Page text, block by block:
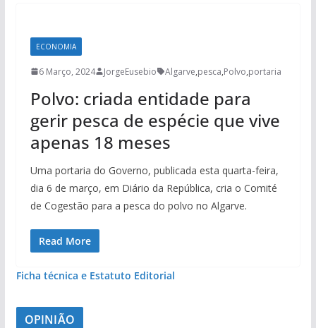
ECONOMIA
6 Março, 2024 JorgeEusebio Algarve,pesca,Polvo,portaria
Polvo: criada entidade para
gerir pesca de espécie que vive
apenas 18 meses
Uma portaria do Governo, publicada esta quarta-feira,
dia 6 de março, em Diário da República, cria o Comité
de Cogestão para a pesca do polvo no Algarve.
Read More
Ficha técnica e Estatuto Editorial
OPINIÃO